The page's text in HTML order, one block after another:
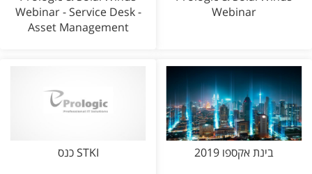
Webinar
Webinar - Service Desk -
Asset Management
בינת אקספו 2019 כנס STKI